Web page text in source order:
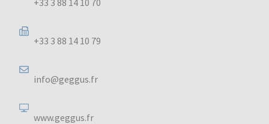
+33 3 88 14 10 79
info@geggus.fr
www.geggus.fr